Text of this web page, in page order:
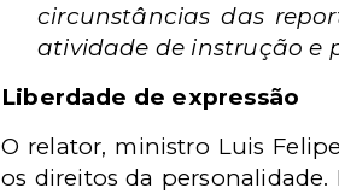
circunstâncias das
atividade de instrução e
Liberdade de expressão
O relator, ministro Luis
os direitos da personalidade.